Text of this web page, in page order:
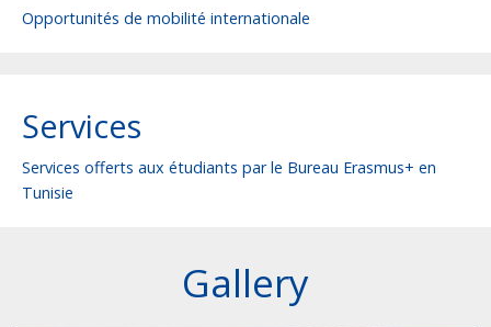
Opportunités de mobilité internationale
Services
Services offerts aux étudiants par le Bureau Erasmus+ en
Tunisie
Gallery